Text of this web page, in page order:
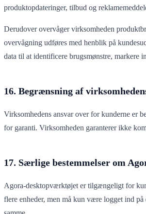
produktopdateringer, tilbud og
Derudover overvåger virksomheden
overvågning udføres med henblik på
data til at identificere brugsmønstre, markere
16. Begrænsning af
Virksomhedens ansvar over for kunderne er
for garanti. Virksomheden garanterer ikke
17. Særlige bestemmelser om
Agora-desktopværktøjet er tilgængeligt for
flere enheder, men må kun være logget ind